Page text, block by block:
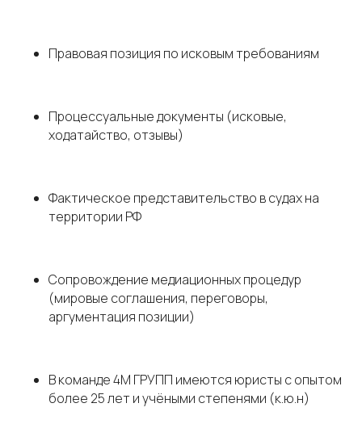
Правовая позиция по исковым требованиям
Процессуальные документы (исковые,
ходатайство, отзывы)
Фактическое представительство в судах на
территории РФ
Сопровождение медиационных процедур
(мировые соглашения, переговоры,
аргументация позиции)
В команде 4М ГРУПП имеются юристы с опытом
более 25 лет и учёными степенями (к.ю.н)